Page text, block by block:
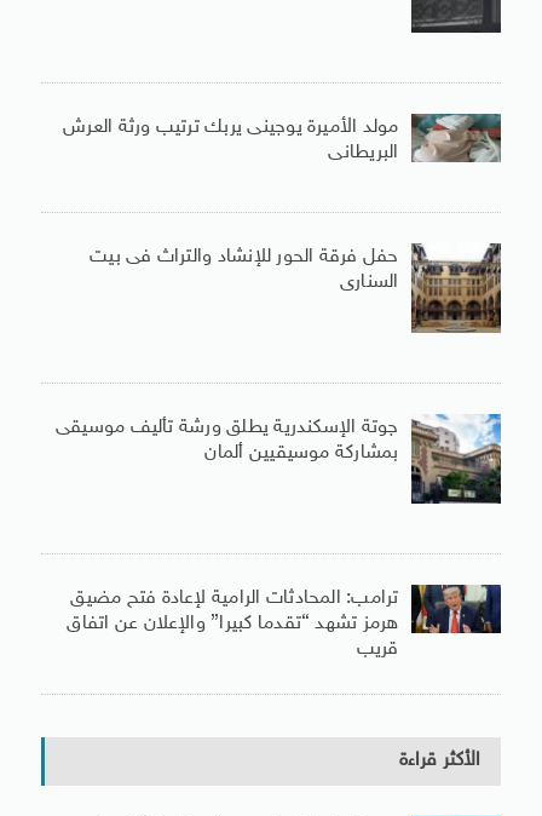
مولد الأميرة يوجينى يربك ترتيب ورثة العرش
البريطانى
حفل فرقة الحور للإنشاد والتراث فى بيت
السنارى
جوتة الإسكندرية يطلق ورشة تأليف موسيقى
بمشاركة موسيقيين ألمان
ترامب: المحادثات الرامية لإعادة فتح مضيق
هرمز تشهد “تقدما كبيرا” والإعلان عن اتفاق
قريب
الأكثر قراءة